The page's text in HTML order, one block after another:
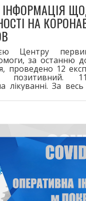
ІНФОРМАЦІЯ
НА
Центру
за останню
проведено 12
позитивний.
лікуванні. За весь
вірус
телефонуйте